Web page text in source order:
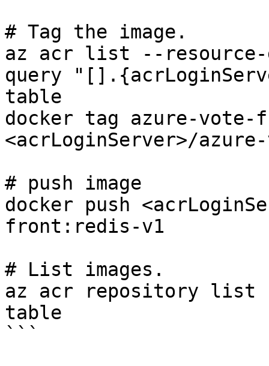
# Tag the image.
az acr list --resource-
query
table
docker tag azure-vote-
<acrLoginServer>/
# push image
docker push
front:redis-v1
# List images.
az acr repository list --
table
```